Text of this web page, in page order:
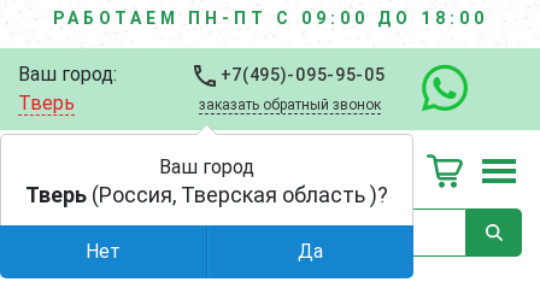
РАБОТАЕМ ПН-ПТ С 09:00 ДО 18:00
Ваш город:
Тверь
+7(495)-095-95-05
заказать обратный звонок
Ваш город
Тверь (Россия, Тверская область )?
Нет Да